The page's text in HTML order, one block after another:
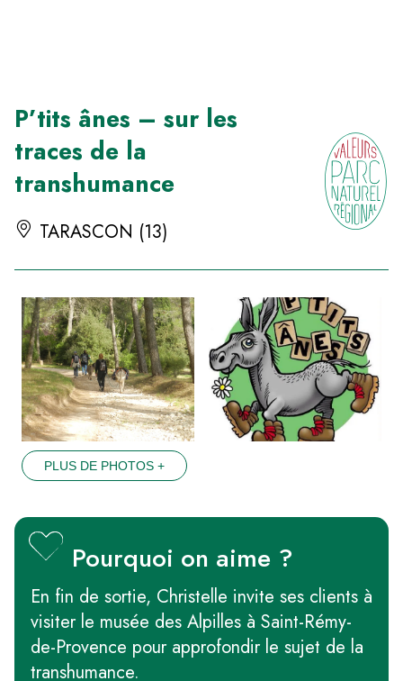
P’tits ânes – sur les
traces de la
transhumance
TARASCON (13)
PLUS DE PHOTOS +
Pourquoi on aime ?
En fin de sortie, Christelle invite ses clients à
visiter le musée des Alpilles à Saint-Rémy-
de-Provence pour approfondir le sujet de la
transhumance.